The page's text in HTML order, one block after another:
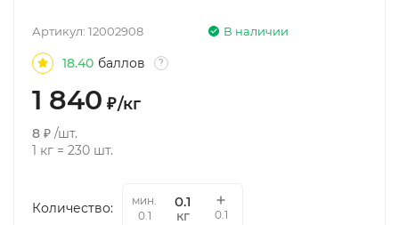
В наличии
Артикул: 12002908
18.40 баллов ?
1 840 ₽/кг
8 ₽ /шт.
1 кг = 230 шт.
Количество:
мин.
0.1
кг 0.1